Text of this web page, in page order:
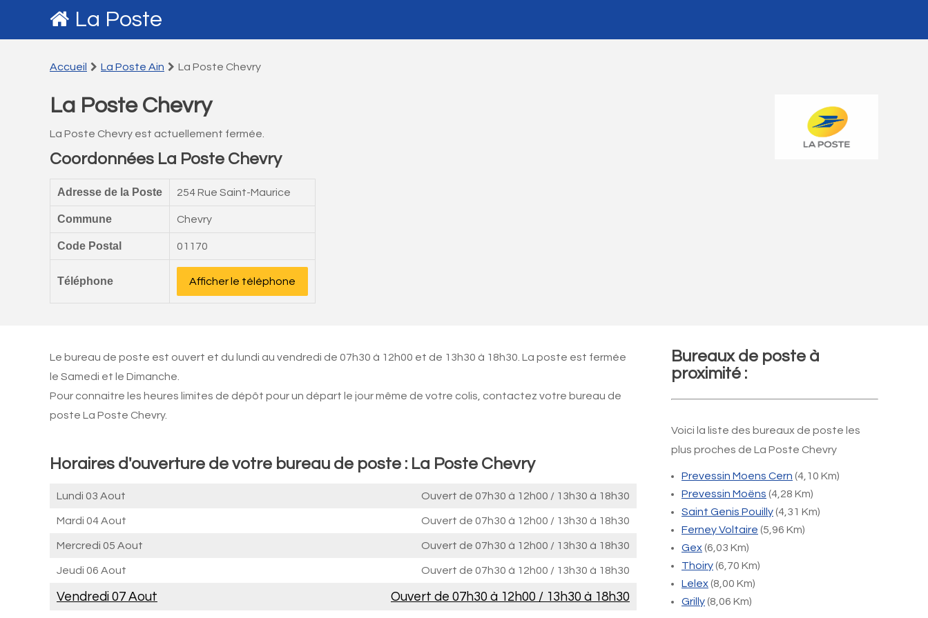
La Poste
Accueil La Poste Ain La Poste Chevry
La Poste Chevry
La Poste Chevry est actuellement fermée.
Coordonnées La Poste Chevry
Adresse de la Poste 254 Rue Saint-Maurice
Commune Chevry
Code Postal 01170
Téléphone Afficher le téléphone
Le bureau de poste est ouvert et du lundi au vendredi de 07h30 à 12h00 et de 13h30 à 18h30. La poste est fermée
le Samedi et le Dimanche.
Pour connaitre les heures limites de dépôt pour un départ le jour même de votre colis, contactez votre bureau de
poste La Poste Chevry.
Horaires d'ouverture de votre bureau de poste : La Poste Chevry
Lundi 03 Aout Ouvert de 07h30 à 12h00 / 13h30 à 18h30
Mardi 04 Aout Ouvert de 07h30 à 12h00 / 13h30 à 18h30
Mercredi 05 Aout Ouvert de 07h30 à 12h00 / 13h30 à 18h30
Jeudi 06 Aout Ouvert de 07h30 à 12h00 / 13h30 à 18h30
Vendredi 07 Aout Ouvert de 07h30 à 12h00 / 13h30 à 18h30
Bureaux de poste à
proximité :
Voici la liste des bureaux de poste les
plus proches de La Poste Chevry
Prevessin Moens Cern (4,10 Km)
Prevessin Moëns (4,28 Km)
Saint Genis Pouilly(4,31 Km)
Ferney Voltaire (5,96 Km)
Gex(6,03 Km)
Thoiry(6,70 Km)
Lelex(8,00 Km)
Grilly(8,06 Km)